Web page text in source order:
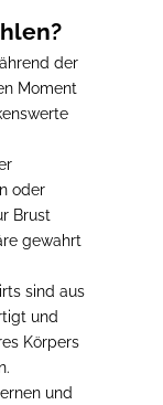
der
Moment
oder
Brust
gewahrt
sind aus
und
Körpers
und